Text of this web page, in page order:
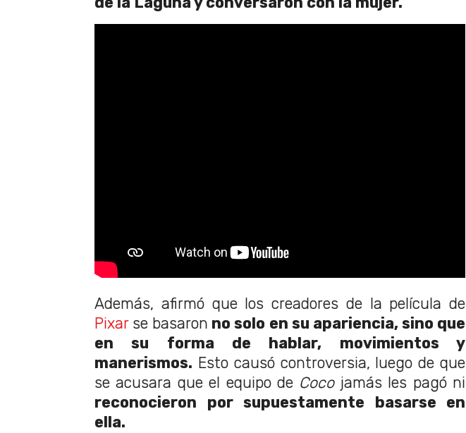
Además, afirmó que los creadores de la película de
Pixarse basaron no solo en su apariencia, sino que
en su forma de hablar, movimientos y
manerismos. Esto causó controversia, luego de que
se acusara que el equipo de Coco jamás les pagó ni
reconocieron por supuestamente basarse en
ella.